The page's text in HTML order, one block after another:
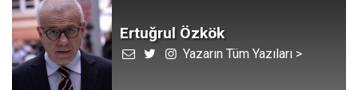
Ertuğrul Özkök
Yazarın Tüm Yazıları >